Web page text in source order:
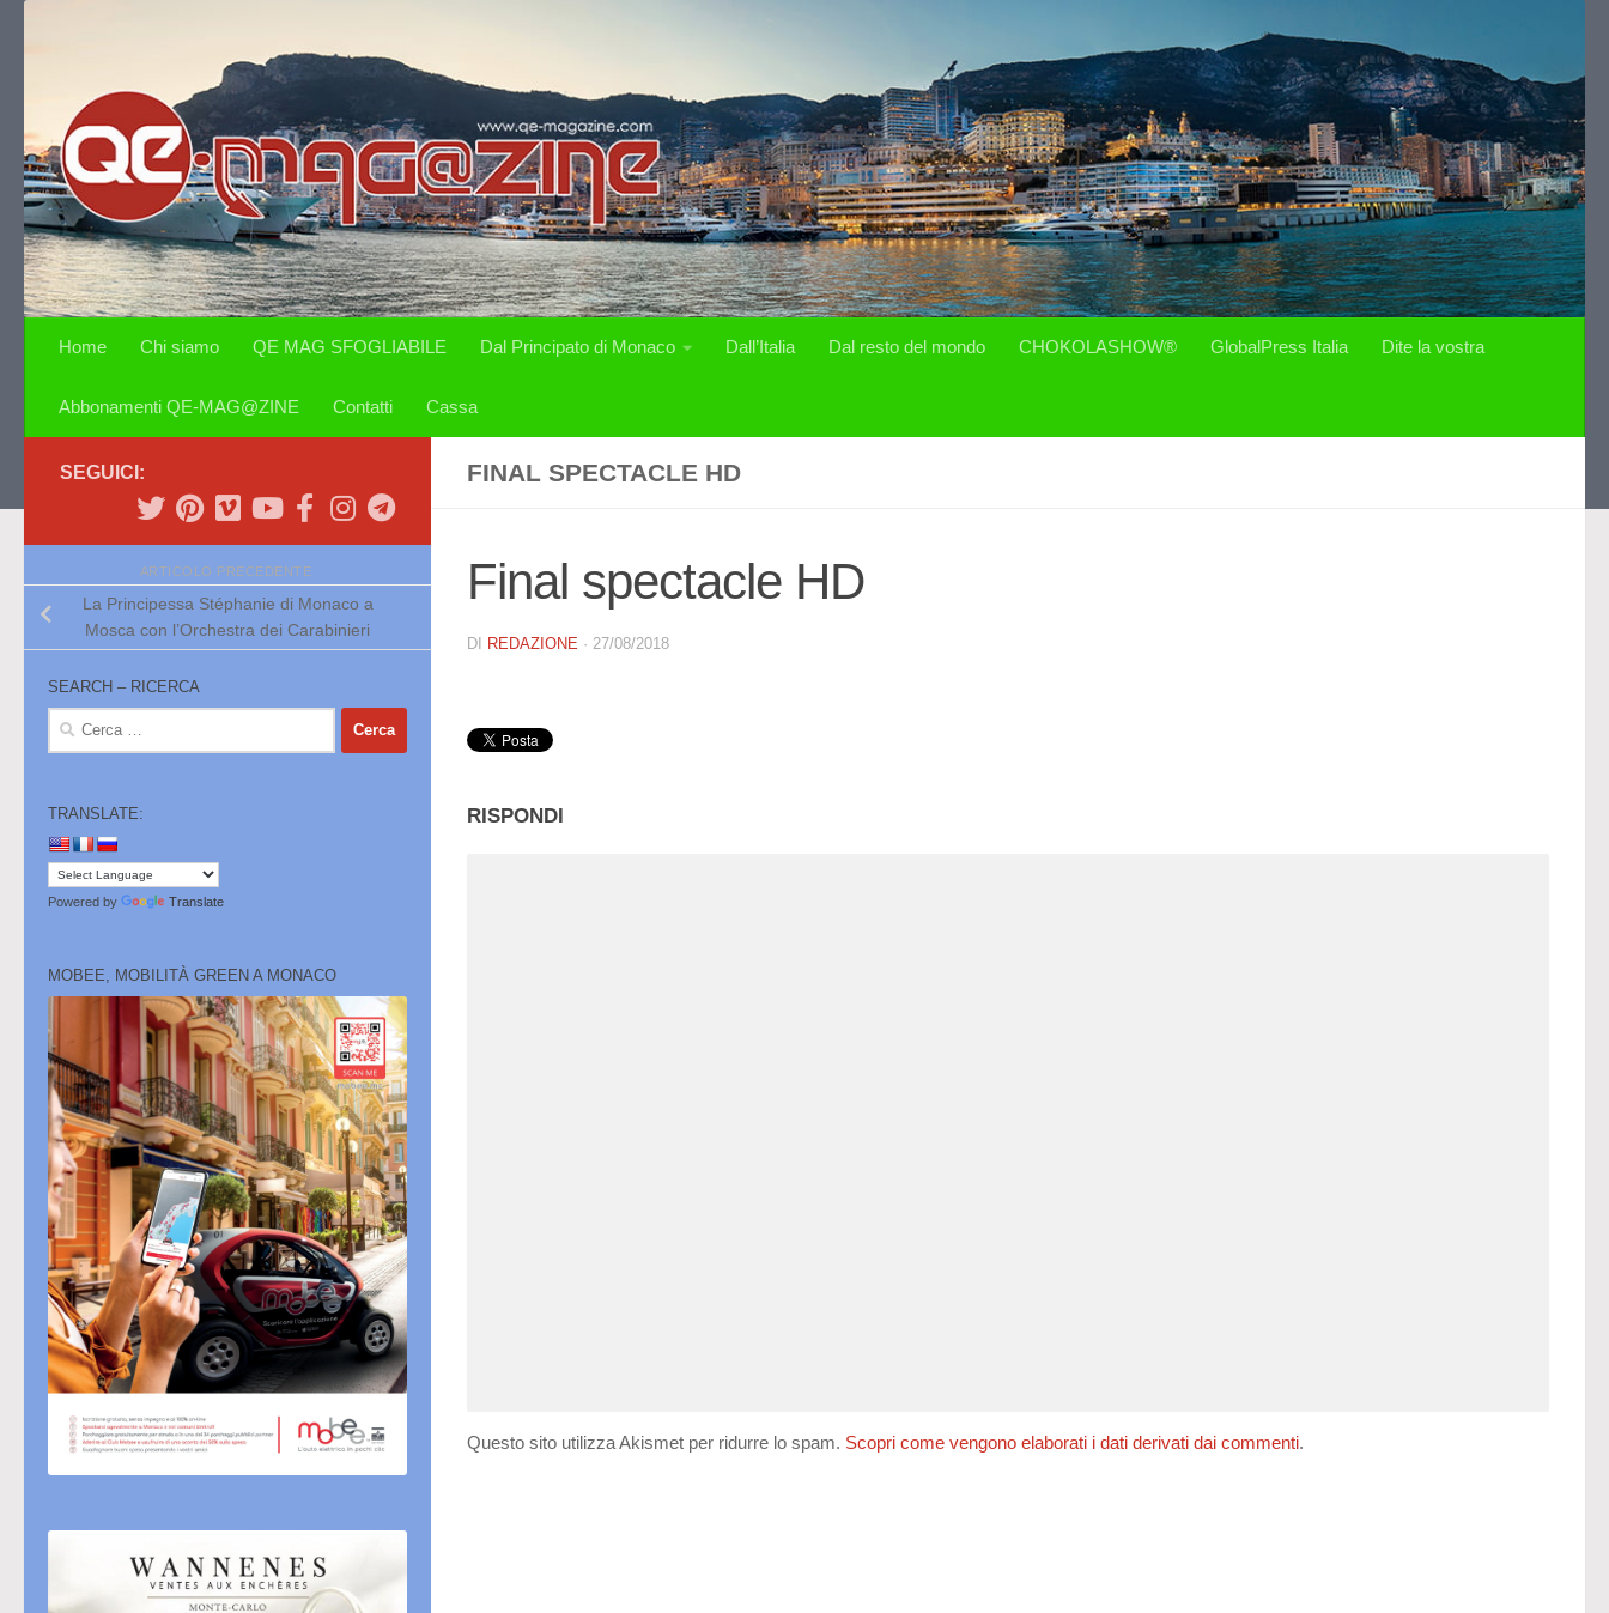
Home Chi siamo QE MAG SFOGLIABILE Dal Principato di Monaco Dall’Italia Dal resto del mondo CHOKOLASHOW® GlobalPress Italia Dite la vostra
Abbonamenti QE-MAG@ZINE Contatti Cassa
FINAL SPECTACLE HD
Final spectacle HD
DI REDAZIONE · 27/08/2018
RISPONDI
Questo sito utilizza Akismet per ridurre lo spam. Scopri come vengono elaborati i dati derivati dai commenti.
SEGUICI:
ARTICOLO PRECEDENTE
La Principessa Stéphanie di Monaco a
Mosca con l’Orchestra dei Carabinieri
SEARCH – RICERCA
Ricerca
TRANSLATE:
Powered by Translate
MOBEE, MOBILITÀ GREEN A MONACO